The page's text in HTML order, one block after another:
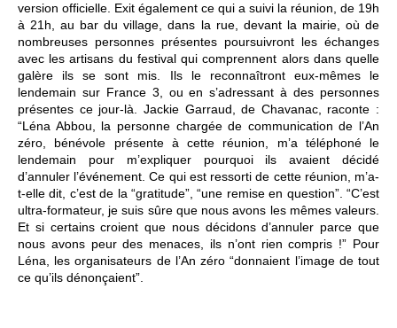
version officielle. Exit également ce qui a suivi la réunion, de 19h
à 21h, au bar du village, dans la rue, devant la mairie, où de
nombreuses personnes présentes poursuivront les échanges
avec les artisans du festival qui comprennent alors dans quelle
galère ils se sont mis. Ils le reconnaîtront eux-mêmes le
lendemain sur France 3, ou en s’adressant à des personnes
présentes ce jour-là. Jackie Garraud, de Chavanac, raconte :
“Léna Abbou, la personne chargée de communication de l’An
zéro, bénévole présente à cette réunion, m’a téléphoné le
lendemain pour m’expliquer pourquoi ils avaient décidé
d’annuler l’événement. Ce qui est ressorti de cette réunion, m’a-
t-elle dit, c’est de la “gratitude”, “une remise en question”. “C’est
ultra-formateur, je suis sûre que nous avons les mêmes valeurs.
Et si certains croient que nous décidons d’annuler parce que
nous avons peur des menaces, ils n’ont rien compris !” Pour
Léna, les organisateurs de l’An zéro “donnaient l’image de tout
ce qu’ils dénonçaient”.